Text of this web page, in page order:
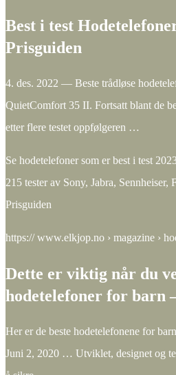
Best i test
Prisguiden
4. des. 2022 — Beste trådløse
QuietComfort 35 II. Fortsatt blant de
etter flere testet oppfølgeren …
Se hodetelefoner som er best i test
215 tester av Sony, Jabra, Sennheiser,
Prisguiden
https:// www.elkjop.no › magazine ›
Dette er viktig når du
hodetelefoner for barn
Her er de beste hodetelefonene for
Juni 2, 2020 … Utviklet, designet og